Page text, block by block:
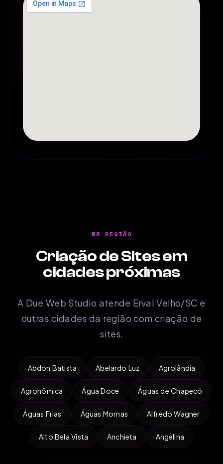
NA REGIÃO
Criação de Sites em
cidades próximas
A Due Web Studio atende Erval Velho/SC e
outras cidades da região com criação de
sites.
Abdon Batista Abelardo Luz Agrolândia
Agronômica Água Doce Águas de Chapecó
Águas Frias Águas Mornas Alfredo Wagner
Alto Bela Vista Anchieta Angelina